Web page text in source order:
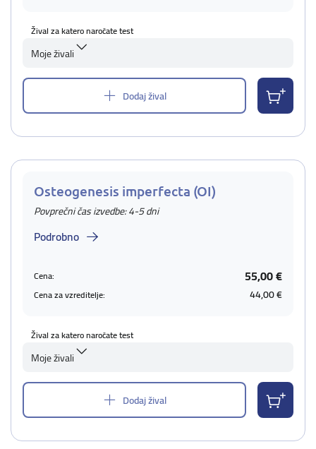
Žival za katero naročate test
Moje živali
Dodaj žival
Osteogenesis imperfecta (OI)
Povprečni čas izvedbe: 4-5 dni
Podrobno
Cena: 55,00 €
Cena za vzreditelje: 44,00 €
Žival za katero naročate test
Moje živali
Dodaj žival